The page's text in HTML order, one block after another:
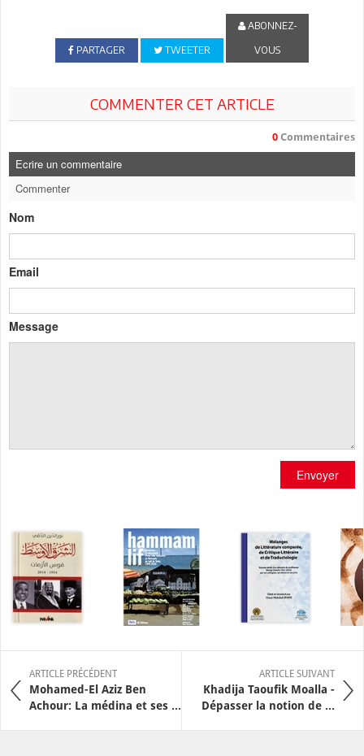
PARTAGER TWEETER
ABONNEZ-
VOUS
COMMENTER CET ARTICLE
0 Commentaires
Ecrire un commentaire
Commenter
Nom
Email
Message
Envoyer
ARTICLE PRÉCÉDENT
Mohamed-El Aziz Ben
Achour: La médina et ses ...
ARTICLE SUIVANT
Khadija Taoufik Moalla -
Dépasser la notion de ...